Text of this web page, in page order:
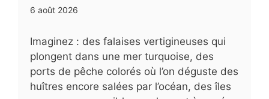
6 août 2026
Imaginez : des falaises vertigineuses qui
plongent dans une mer turquoise, des
ports de pêche colorés où l’on déguste des
huîtres encore salées par l’océan, des îles